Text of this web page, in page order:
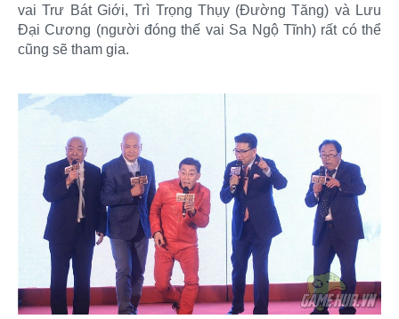
vai Trư Bát Giới, Trì Trọng Thụy (Đường Tăng) và Lưu
Đại Cương (người đóng thế vai Sa Ngộ Tĩnh) rất có thể
cũng sẽ tham gia.